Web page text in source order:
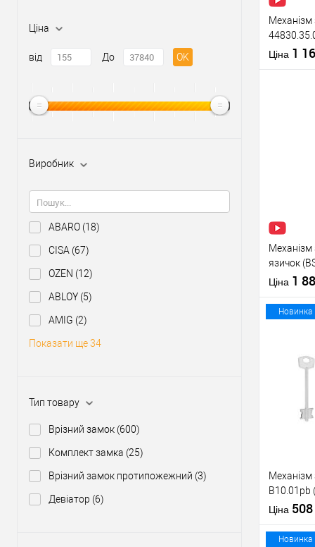
Ціна
від До OK
Виробник
ABARO (18)
CISA (67)
OZEN (12)
ABLOY (5)
AMIG (2)
Показати ще 34
Тип товару
Врізний замок (600)
Комплект замка (25)
Врізний замок протипожежний (3)
Девіатор (6)
Тип товару
Матеріал
Країна
Механізм
22 мм)
Ціна 1
У
Виробник
Тип товару
Матеріал
язичок
Ціна 1
У
Матеріал
Новинка
Механізм
B10.01pb
нікель 5
Ціна 508
Новинка